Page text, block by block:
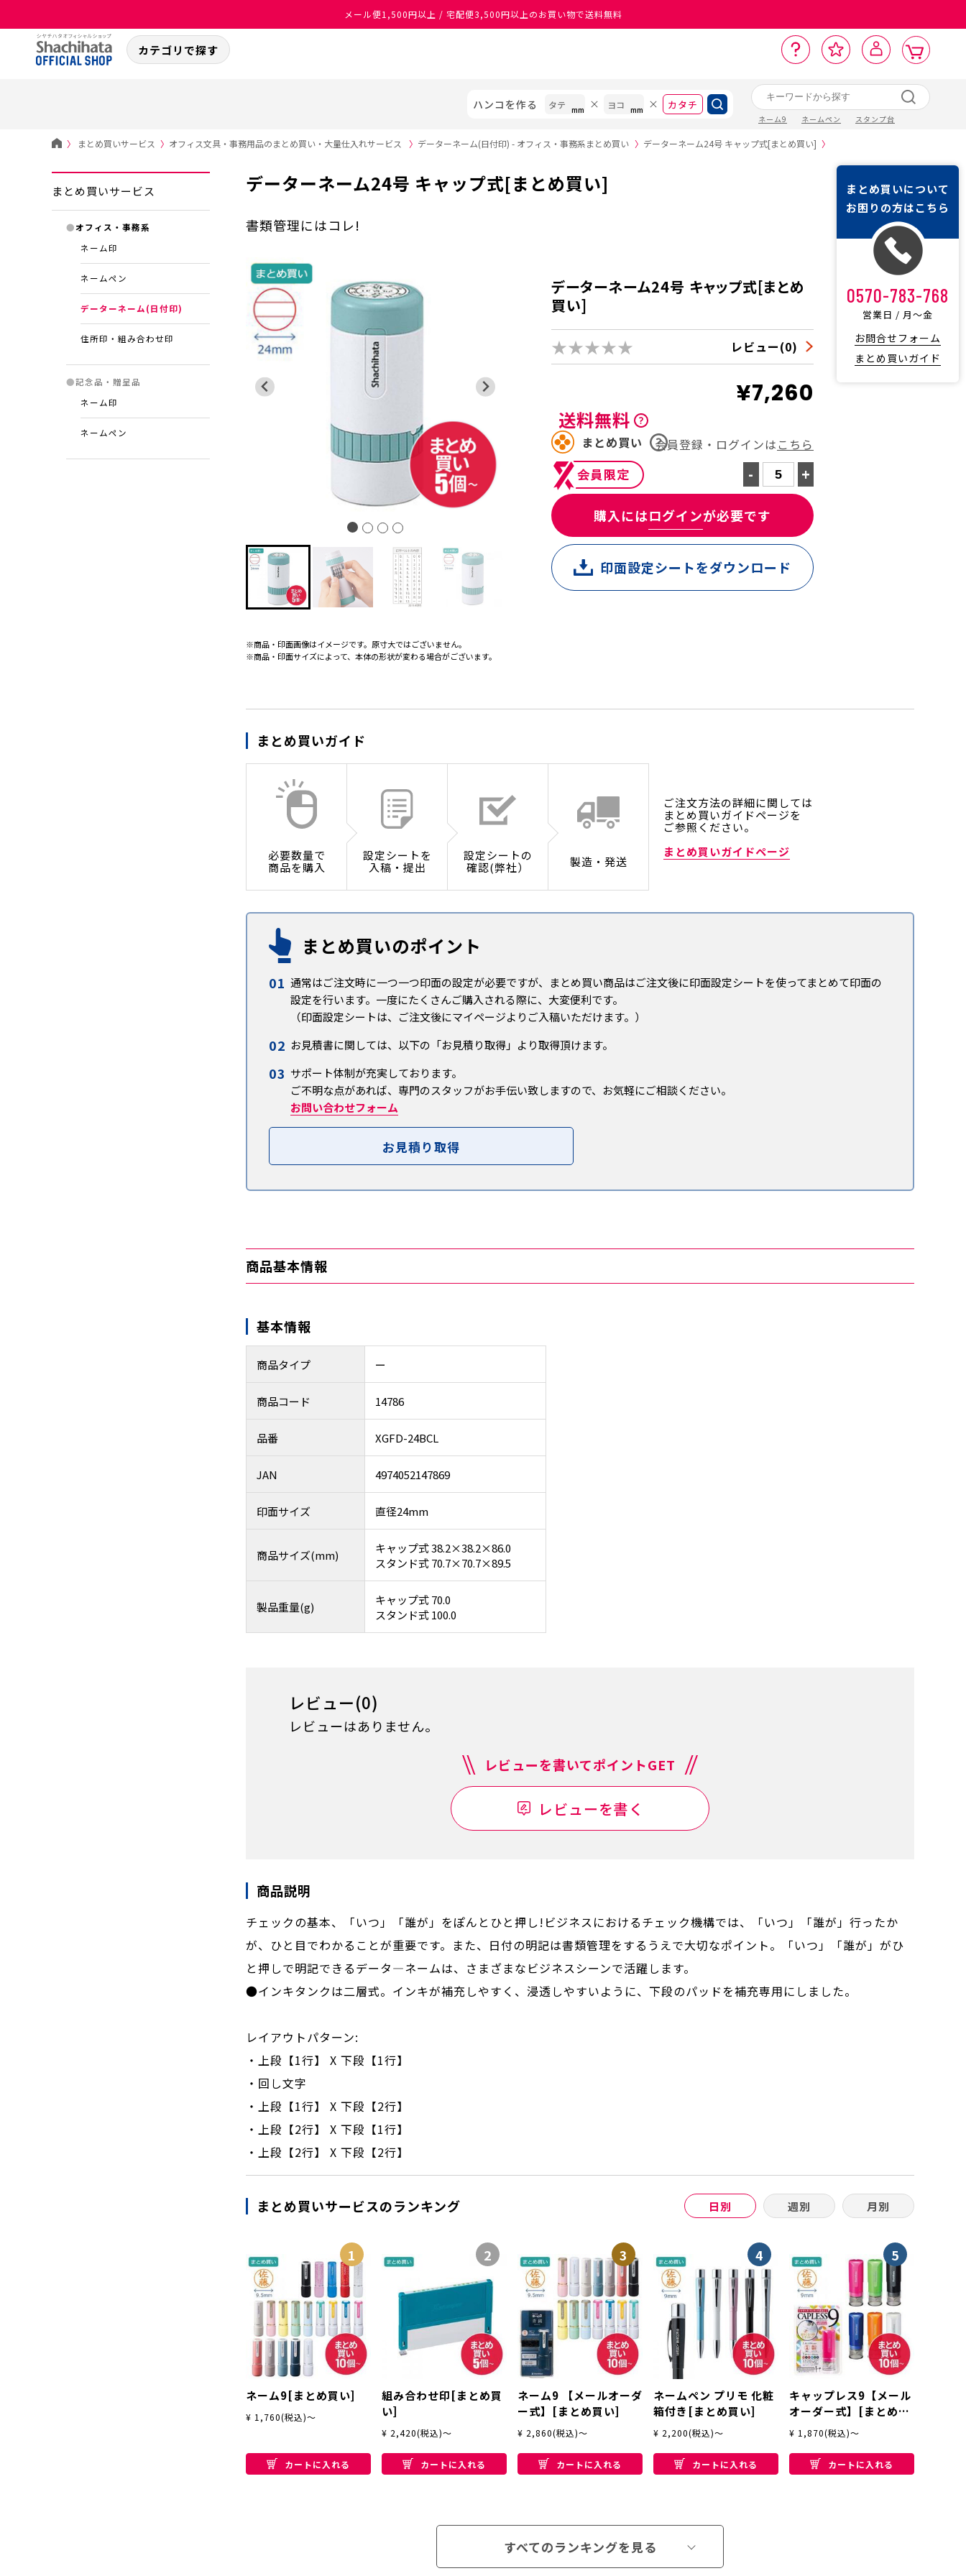
メール便1,500円以上 / 宅配便3,500円以上のお買い物で送料無料
カテゴリで探す
ハンコを作る カタチ
ネーム9 ネームペン スタンプ台
サ
ポ
ト
ー お
気
に
入
り
ロ
グ
イ
ン ト
ー
〉 まとめ買いサービス 〉 オフィス文具・事務用品のまとめ買い・大量仕入れサービス 〉 データーネーム(日付印) - オフィス・事務系まとめ買い 〉 データーネーム24号 キャップ式[まとめ買い] 〉
まとめ買いサービス
●オフィス・事務系
ネーム印
ネームペン
データーネーム(日付印)
住所印・組み合わせ印
●記念品・贈呈品
ネーム印
ネームペン
データーネーム24号 キャップ式[まとめ買い]
書類管理にはコレ!
※商品・印面画像はイメージです。原寸大ではございません。
※商品・印面サイズによって、本体の形状が変わる場合がございます。
データーネーム24号 キャップ式[まとめ
買い]
★★★★★ レビュー(0)
¥7,260
送料無料
会員登録・ログインは こちら
まとめ買い
- +
購入にはログインが必要です
印面設定シートをダウンロード
まとめ買いガイド
必要数量で
商品を購入
設定シートを
入稿・提出
設定シートの
確認(弊社）
製造・発送
ご注文方法の詳細に関しては
まとめ買いガイドページを
ご参照ください。
まとめ買いガイドページ
まとめ買いのポイント
01 通常はご注文時に一つ一つ印面の設定が必要ですが、まとめ買い商品はご注文後に印面設定シートを使ってまとめて印面の
設定を行います。一度にたくさんご購入される際に、大変便利です。
（印面設定シートは、ご注文後にマイページよりご入稿いただけます。）
02 お見積書に関しては、以下の「お見積り取得」より取得頂けます。
03 サポート体制が充実しております。
ご不明な点があれば、専門のスタッフがお手伝い致しますので、お気軽にご相談ください。
お問い合わせフォーム
お見積り取得
まとめ買いについて
お困りの方はこちら
0570-783-768
営業日 / 月〜金
お問合せフォーム
まとめ買いガイド
商品基本情報
基本情報
商品タイプ ー
商品コード 14786
品番 XGFD-24BCL
JAN 4974052147869
印面サイズ 直径24mm
商品サイズ(mm)
キャップ式 38.2×38.2×86.0
スタンド式 70.7×70.7×89.5
製品重量(g)
キャップ式 70.0
スタンド式 100.0
レビュー(0)
レビューはありません。
レビューを書いてポイントGET
レビューを書く
商品説明
チェックの基本、「いつ」「誰が」をぽんとひと押し!ビジネスにおけるチェック機構では、「いつ」「誰が」行ったか
が、ひと目でわかることが重要です。また、日付の明記は書類管理をするうえで大切なポイント。「いつ」「誰が」がひ
と押しで明記できるデータ―ネームは、さまざまなビジネスシーンで活躍します。
●インキタンクは二層式。インキが補充しやすく、浸透しやすいように、下段のパッドを補充専用にしました。
レイアウトパターン:
・上段【1行】 X 下段【1行】
・回し文字
・上段【1行】 X 下段【2行】
・上段【2行】 X 下段【1行】
・上段【2行】 X 下段【2行】
まとめ買いサービスのランキング 日別 週別 月別
1
ネーム9[まとめ買い]
¥ 1,760(税込)～
カートに入れる
2
組み合わせ印[まとめ買
い]
¥ 2,420(税込)～
カートに入れる
3
ネーム9 【メールオーダ
ー式】[まとめ買い]
¥ 2,860(税込)～
カートに入れる
4
ネームペン プリモ 化粧
箱付き[まとめ買い]
¥ 2,200(税込)～
カートに入れる
5
キャップレス9【メール
オーダー式】[まとめ買
い]
¥ 1,870(税込)～
カートに入れる
すべてのランキングを見る